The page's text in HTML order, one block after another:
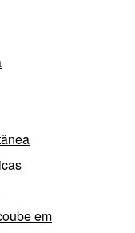
em